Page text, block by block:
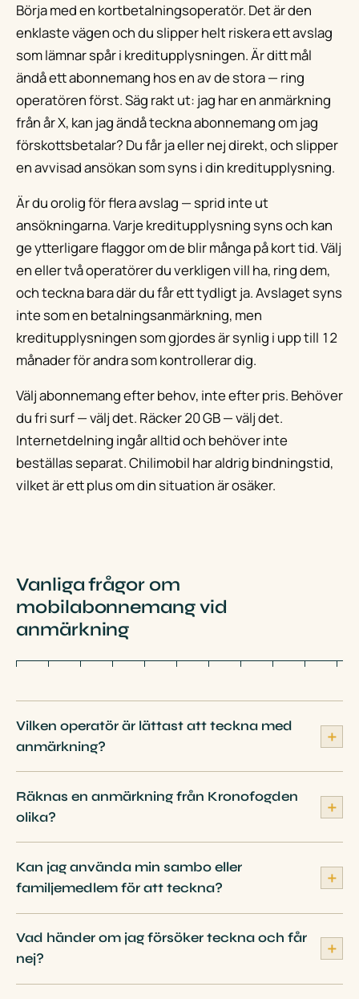
Börja med en kortbetalningsoperatör. Det är den
enklaste vägen och du slipper helt riskera ett avslag
som lämnar spår i kreditupplysningen. Är ditt mål
ändå ett abonnemang hos en av de stora — ring
operatören först. Säg rakt ut: jag har en anmärkning
från år X, kan jag ändå teckna abonnemang om jag
förskottsbetalar? Du får ja eller nej direkt, och slipper
en avvisad ansökan som syns i din kreditupplysning.
Är du orolig för flera avslag — sprid inte ut
ansökningarna. Varje kreditupplysning syns och kan
ge ytterligare flaggor om de blir många på kort tid. Välj
en eller två operatörer du verkligen vill ha, ring dem,
och teckna bara där du får ett tydligt ja. Avslaget syns
inte som en betalningsanmärkning, men
kreditupplysningen som gjordes är synlig i upp till 12
månader för andra som kontrollerar dig.
Välj abonnemang efter behov, inte efter pris. Behöver
du fri surf — välj det. Räcker 20 GB — välj det.
Internetdelning ingår alltid och behöver inte
beställas separat. Chilimobil har aldrig bindningstid,
vilket är ett plus om din situation är osäker.
Vanliga frågor om
mobilabonnemang vid
anmärkning
Vilken operatör är lättast att teckna med
anmärkning?
＋
Räknas en anmärkning från Kronofogden
olika?
＋
Kan jag använda min sambo eller
familjemedlem för att teckna?
＋
Vad händer om jag försöker teckna och får
nej?
＋